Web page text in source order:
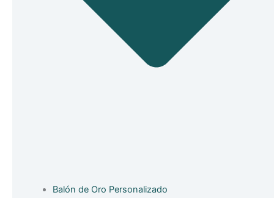
Balón de Oro Personalizado